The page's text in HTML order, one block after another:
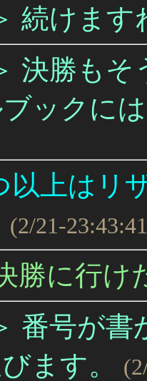
続けます
決勝もそ
ックに
以上はリ
(2/21-
勝に行け
番号が書
ます。